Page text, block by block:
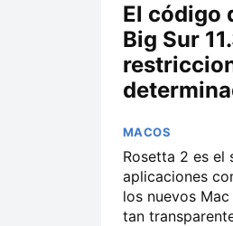
El código
Big Sur
MACOS
Rosetta 2 es el
aplicaciones
los nuevos
tan